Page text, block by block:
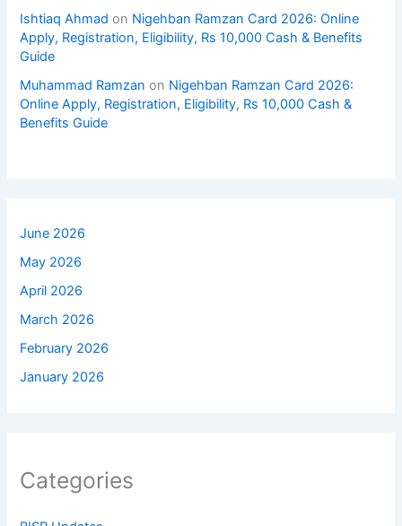
Ishtiaq Ahmad on Nigehban Ramzan Card 2026: Online
Apply, Registration, Eligibility, Rs 10,000 Cash & Benefits
Guide
Muhammad Ramzan on Nigehban Ramzan Card 2026:
Online Apply, Registration, Eligibility, Rs 10,000 Cash &
Benefits Guide
June 2026
May 2026
April 2026
March 2026
February 2026
January 2026
Categories